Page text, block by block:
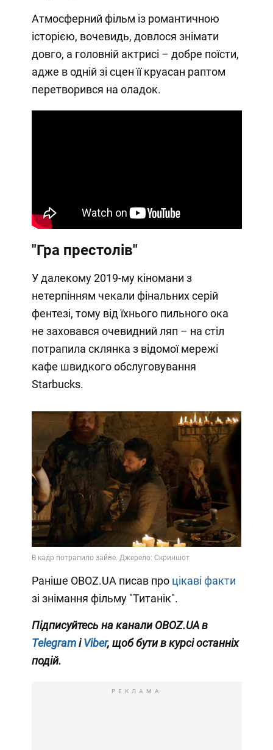
Атмосферний фільм із романтичною
історією, вочевидь, довлося знімати
довго, а головній актрисі – добре поїсти,
адже в одній зі сцен її круасан раптом
перетворився на оладок.
"Гра престолів"
У далекому 2019-му кіномани з
нетерпінням чекали фінальних серій
фентезі, тому від їхнього пильного ока
не заховався очевидний ляп – на стіл
потрапила склянка з відомої мережі
кафе швидкого обслуговування
Starbucks.
Раніше OBOZ.UA писав про цікаві факти
зі знімання фільму "Титанік".
Підписуйтесь на канали OBOZ.UA в
TelegramіViber, щоб бути в курсі останніх
подій.
РЕКЛАМА